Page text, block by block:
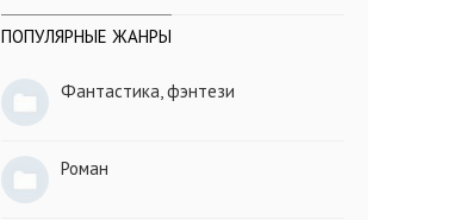
ПОПУЛЯРНЫЕ ЖАНРЫ
Фантастика, фэнтези
Роман